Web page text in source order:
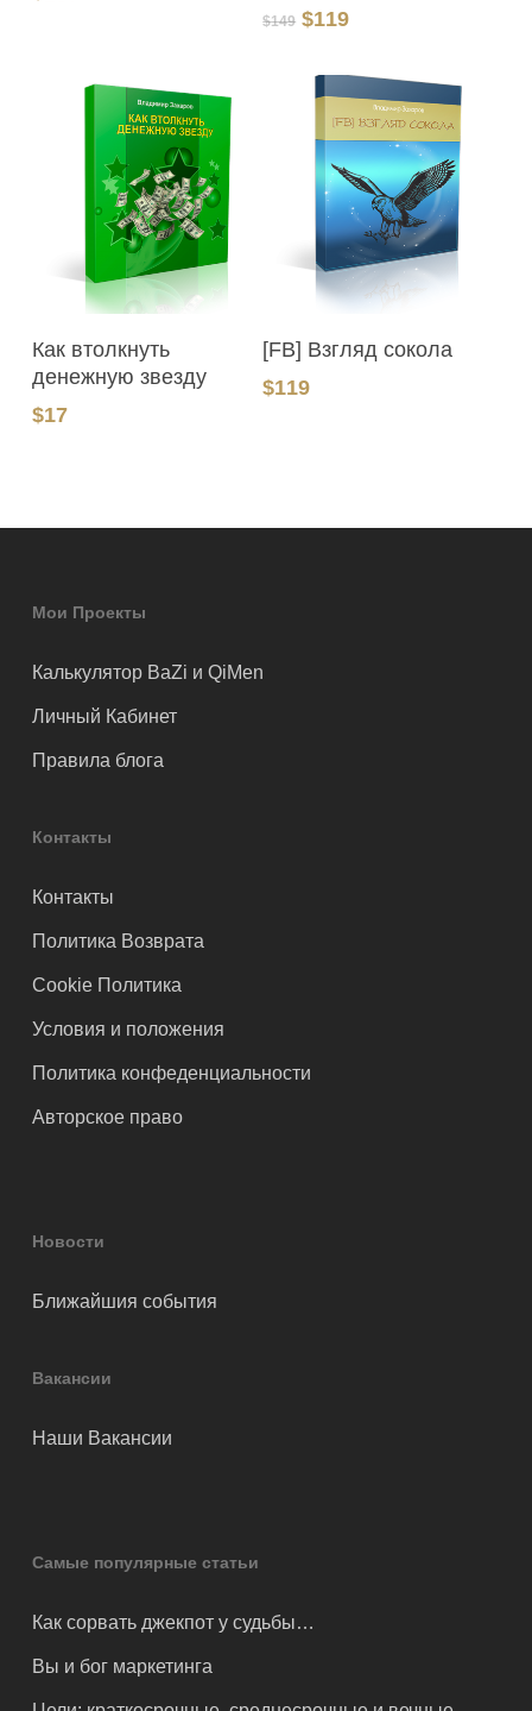
$149 Первоначальная
составляла
$149.
$119Текущая
$119.
Как втолкнуть
денежную звезду
$17
[FB] Взгляд сокола
$119
Мои Проекты
Калькулятор BaZi и QiMen
Личный Кабинет
Правила блога
Контакты
Контакты
Политика Возврата
Cookie Политика
Условия и положения
Политика конфеденциальности
Авторское право
Новости
Ближайшия события
Вакансии
Наши Вакансии
Самые популярные статьи
Как сорвать джекпот у судьбы…
Вы и бог маркетинга